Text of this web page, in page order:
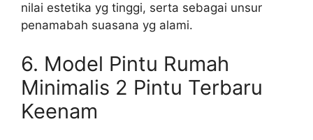
nilai estetika yg tinggi, serta sebagai unsur
penamabah suasana yg alami.
6. Model Pintu Rumah
Minimalis 2 Pintu Terbaru
Keenam